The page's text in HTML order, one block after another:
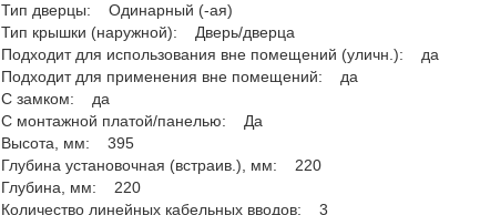
Тип дверцы: Одинарный (-ая)
Тип крышки (наружной): Дверь/дверца
Подходит для использования вне помещений (уличн.): да
Подходит для применения вне помещений: да
С замком: да
С монтажной платой/панелью: Да
Высота, мм: 395
Глубина установочная (встраив.), мм: 220
Глубина, мм: 220
Количество линейных кабельных вводов: 3